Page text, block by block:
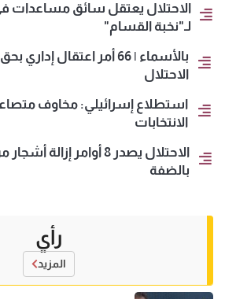
الاحتلال يعتقل سائق مساعدات
لـ"نخبة القسام"
بالأسماء | 66 أمر اعتقال
الاحتلال
استطلاع إسرائيلي: مخاوف
الانتخابات
الاحتلال يصدر 8 أوامر
بالضفة
رأي
المزيد